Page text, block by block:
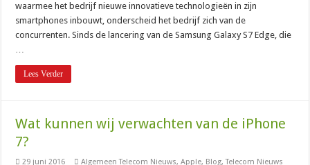
waarmee het bedrijf nieuwe innovatieve technologieën in zijn
smartphones inbouwt, onderscheid het bedrijf zich van de
concurrenten. Sinds de lancering van de Samsung Galaxy S7 Edge, die
…
Lees Verder
Wat kunnen wij verwachten van de iPhone
7?
29 juni 2016 Algemeen Telecom Nieuws,Apple, Blog,Telecom Nieuws